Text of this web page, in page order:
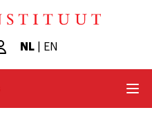
NL| EN